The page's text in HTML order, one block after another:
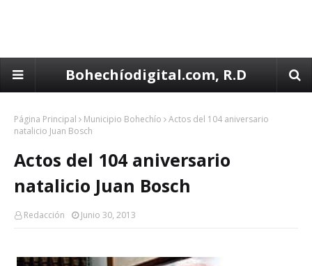
Bohechíodigital.com, R.D
Página Principal Municipio Bohechío
Actos del 104 aniversario
natalicio Juan Bosch
Actos del 104 aniversario
natalicio Juan Bosch
Redacción Junio 30, 2013